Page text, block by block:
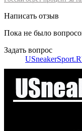
Написать отзыв
Пока не было
Задать вопрос